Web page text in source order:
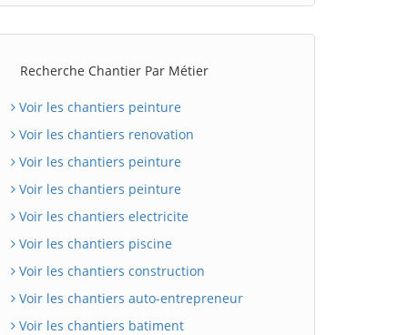
Recherche Chantier Par Métier
Voir les chantiers peinture
Voir les chantiers renovation
Voir les chantiers peinture
Voir les chantiers peinture
Voir les chantiers electricite
Voir les chantiers piscine
Voir les chantiers construction
Voir les chantiers auto-entrepreneur
Voir les chantiers batiment